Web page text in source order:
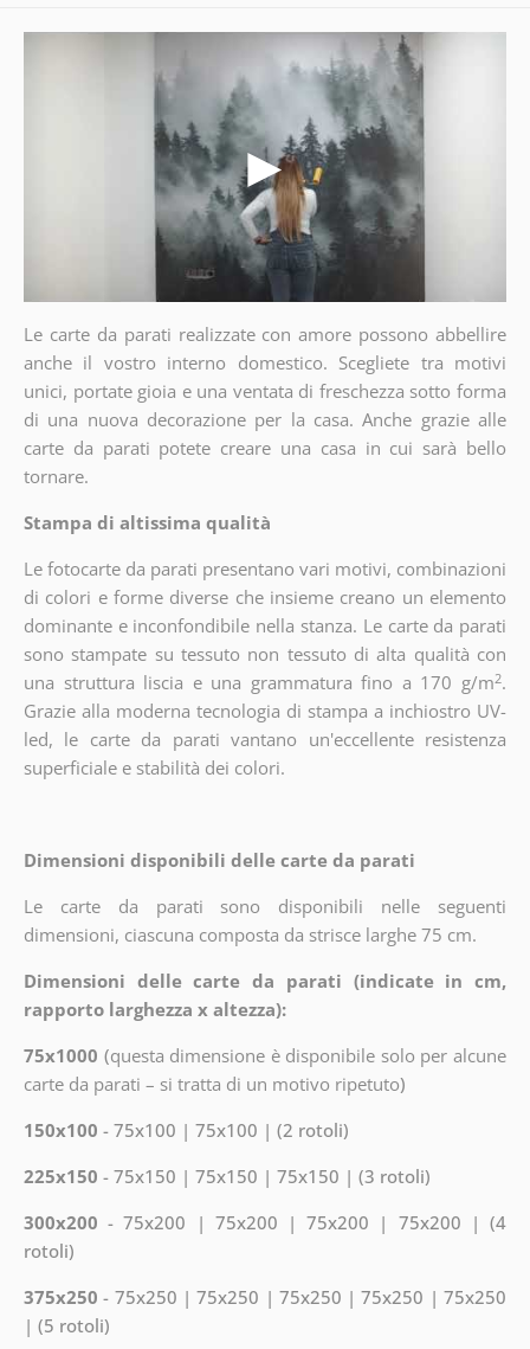
Le carte da parati realizzate con amore possono abbellire
anche il vostro interno domestico. Scegliete tra motivi
unici, portate gioia e una ventata di freschezza sotto forma
di una nuova decorazione per la casa. Anche grazie alle
carte da parati potete creare una casa in cui sarà bello
tornare.
Stampa di altissima qualità
Le fotocarte da parati presentano vari motivi, combinazioni
di colori e forme diverse che insieme creano un elemento
dominante e inconfondibile nella stanza. Le carte da parati
sono stampate su tessuto non tessuto di alta qualità con
una struttura liscia e una grammatura fino a 170 g/m2.
Grazie alla moderna tecnologia di stampa a inchiostro UV-
led, le carte da parati vantano un'eccellente resistenza
superficiale e stabilità dei colori.
Dimensioni disponibili delle carte da parati
Le carte da parati sono disponibili nelle seguenti
dimensioni, ciascuna composta da strisce larghe 75 cm.
Dimensioni delle carte da parati (indicate in cm,
rapporto larghezza x altezza):
75x1000 (questa dimensione è disponibile solo per alcune
carte da parati – si tratta di un motivo ripetuto)
150x100 - 75x100 | 75x100 | (2 rotoli)
225x150 - 75x150 | 75x150 | 75x150 | (3 rotoli)
300x200 - 75x200 | 75x200 | 75x200 | 75x200 | (4
rotoli)
375x250 - 75x250 | 75x250 | 75x250 | 75x250 | 75x250
| (5 rotoli)